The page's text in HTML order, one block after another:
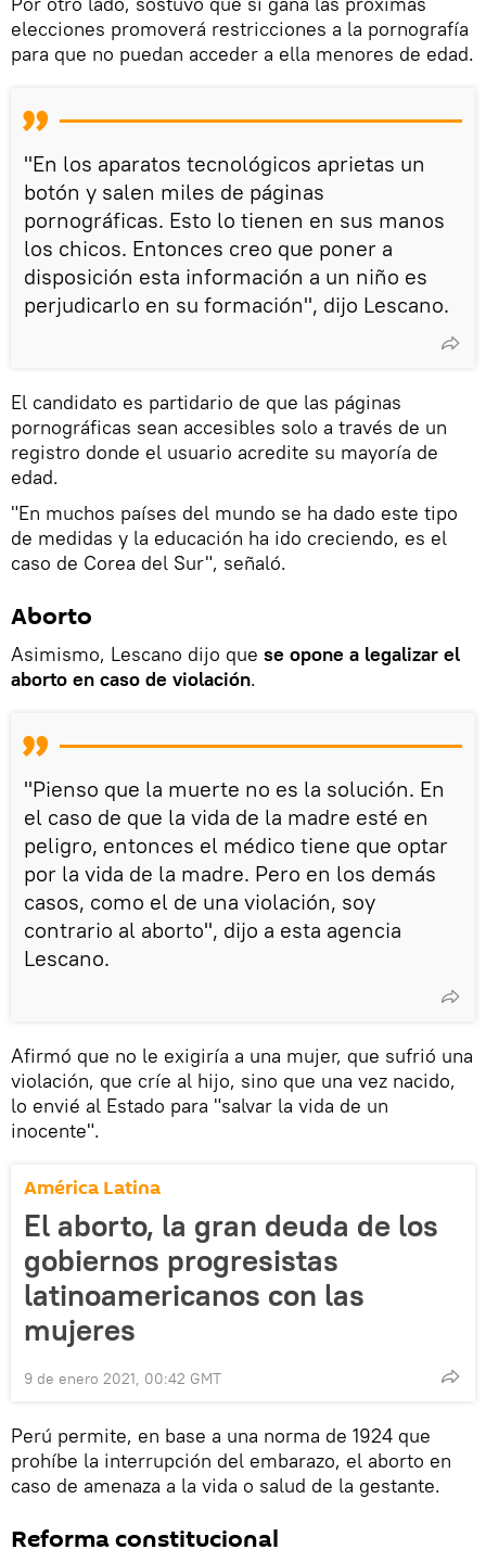
elecciones promoverá restricciones a la pornografía
para que no puedan acceder a ella menores de edad.
"En los aparatos tecnológicos aprietas un
botón y salen miles de páginas
pornográficas. Esto lo tienen en sus manos
los chicos. Entonces creo que poner a
disposición esta información a un niño es
perjudicarlo en su formación", dijo Lescano.
El candidato es partidario de que las páginas
pornográficas sean accesibles solo a través de un
registro donde el usuario acredite su mayoría de
edad.
"En muchos países del mundo se ha dado este tipo
de medidas y la educación ha ido creciendo, es el
caso de Corea del Sur", señaló.
Aborto
Asimismo, Lescano dijo que se opone a legalizar el
aborto en caso de violación.
"Pienso que la muerte no es la solución. En
el caso de que la vida de la madre esté en
peligro, entonces el médico tiene que optar
por la vida de la madre. Pero en los demás
casos, como el de una violación, soy
contrario al aborto", dijo a esta agencia
Lescano.
Afirmó que no le exigiría a una mujer, que sufrió una
violación, que críe al hijo, sino que una vez nacido,
lo envié al Estado para "salvar la vida de un
inocente".
América Latina
El aborto, la gran deuda de los
gobiernos progresistas
latinoamericanos con las
mujeres
9 de enero 2021, 00:42 GMT
Perú permite, en base a una norma de 1924 que
prohíbe la interrupción del embarazo, el aborto en
caso de amenaza a la vida o salud de la gestante.
Reforma constitucional